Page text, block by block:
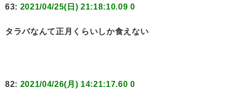
63: 2021/04/25(日) 21:18:10.09 0
タラバなんて正月くらいしか食えない
82: 2021/04/26(月) 14:21:17.60 0